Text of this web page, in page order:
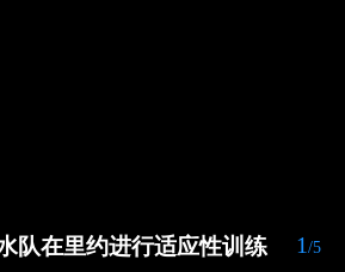
1 /5
队在里约进行适应性训练